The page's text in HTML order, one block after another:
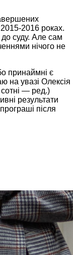
2016 роках.
суду. Але сам
нічого не
принаймні є
на увазі Олексія
— ред.)
результати
після